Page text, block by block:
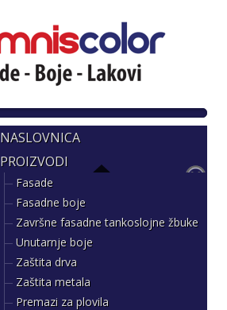
NASLOVNICA
PROIZVODI
Fasade
Fasadne boje
Završne fasadne tankoslojne žbuke
Unutarnje boje
Zaštita drva
Zaštita metala
Premazi za plovila